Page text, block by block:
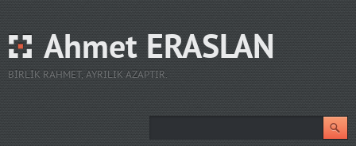
Ahmet ERASLAN
BIRLIK RAHMET, AYRILIK AZAPTIR.